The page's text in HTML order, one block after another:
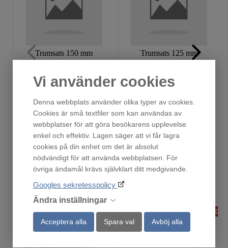
Vi använder cookies
Denna webbplats använder olika typer av cookies.
Cookies är små textfiler som kan användas av
webbplatser för att göra besökarens upplevelse
enkel och effektiv. Lagen säger att vi får lagra
cookies på din enhet om det är absolut
nödvändigt för att använda webbplatsen. För
övriga ändamål krävs självklart ditt medgivande.
Googles sekretesspolicy
Ändra inställningar
Acceptera alla Spara val Avböj alla
Trumsats 150 mm
495 :-
Köp
Trumsats 125 mm
299
Andra har också tittat på